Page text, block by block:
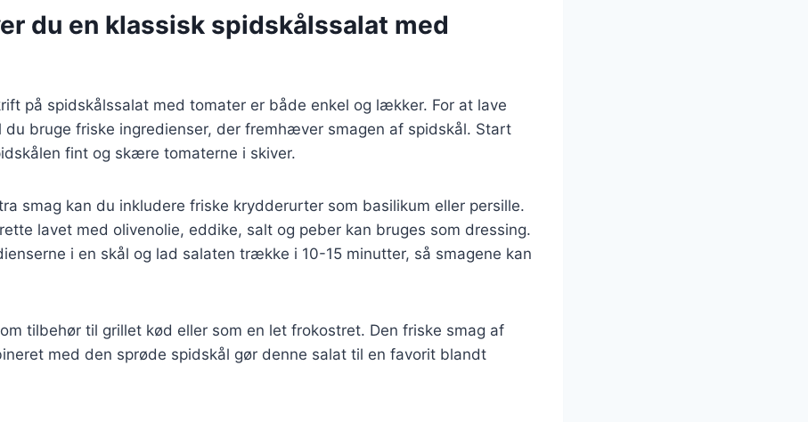
du en klassisk spidskålssalat med
på spidskålssalat med tomater er både enkel og lækker. For at lave
du bruge friske ingredienser, der fremhæver smagen af spidskål. Start
fint og skære tomaterne i skiver.
smag kan du inkludere friske krydderurter som basilikum eller persille.
lavet med olivenolie, eddike, salt og peber kan bruges som dressing.
i en skål og lad salaten trække i 10-15 minutter, så smagene kan
tilbehør til grillet kød eller som en let frokostret. Den friske smag af
med den sprøde spidskål gør denne salat til en favorit blandt